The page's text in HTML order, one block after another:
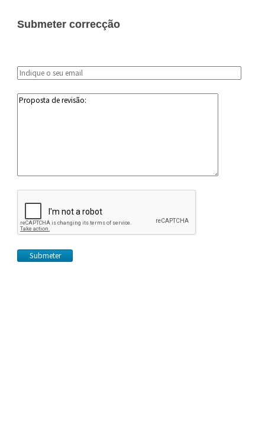
Submeter correcção